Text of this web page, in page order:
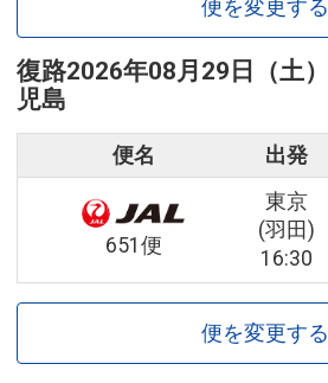
便を変更する
復路2026年08月29日（土）
児島
便名 出発
651便
東京
(羽田)
16:30
便を変更する